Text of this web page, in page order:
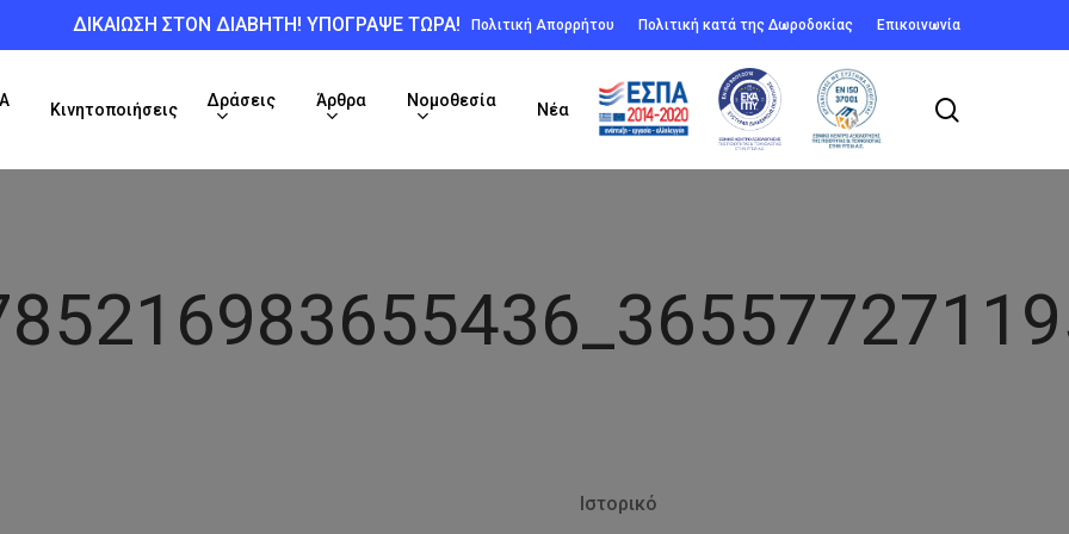
ΔΙΚΑΙΩΣΗ ΣΤΟΝ ΔΙΑΒΗΤΗ! ΥΠΟΓΡΑΨΕ ΤΩΡΑ! Πολιτική Απορρήτου Πολιτική κατά της Δωροδοκίας Επικοινωνία
Κινητοποιήσεις
Δράσεις Άρθρα Νομοθεσία
Νέα
Ιστορικό